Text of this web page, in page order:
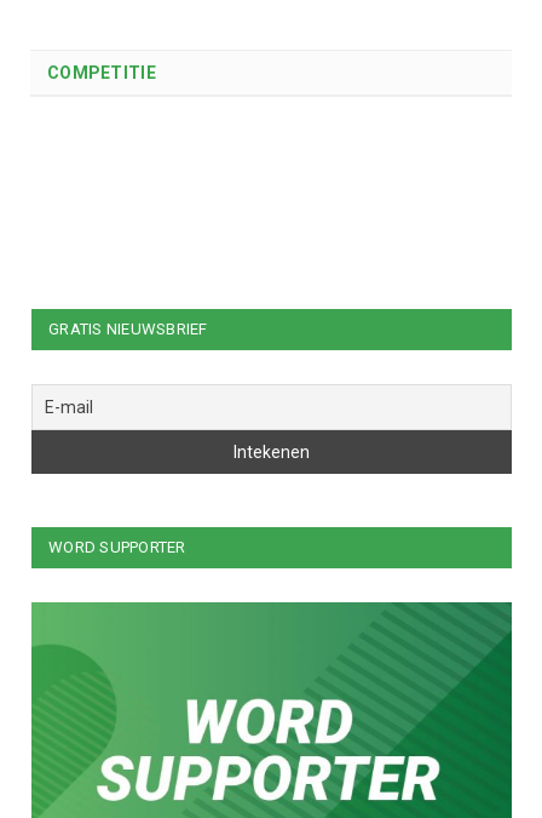
COMPETITIE
GRATIS NIEUWSBRIEF
WORD SUPPORTER